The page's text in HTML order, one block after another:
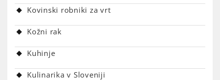
Kovinski robniki za vrt
Kožni rak
Kuhinje
Kulinarika v Sloveniji